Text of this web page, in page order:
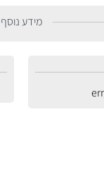
מידע נוסף